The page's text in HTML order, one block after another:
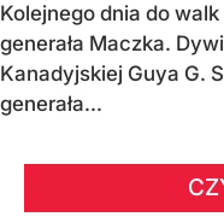
Kolejnego dnia do walk
generała Maczka.
Kanadyjskiej Guya G.
generała...